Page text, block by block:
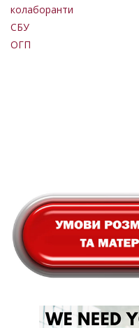
колаборанти
СБУ
ОГП